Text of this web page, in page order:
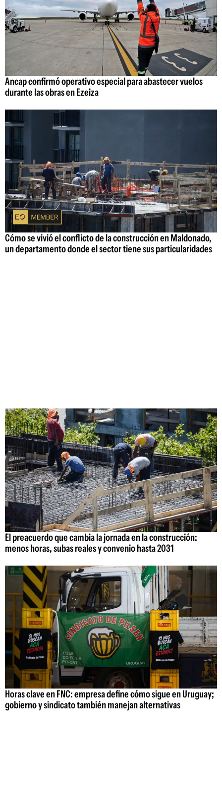
Ancap confirmó operativo especial para abastecer vuelos
durante las obras en Ezeiza
Cómo se vivió el conflicto de la construcción en Maldonado,
un departamento donde el sector tiene sus particularidades
El preacuerdo que cambia la jornada en la construcción:
menos horas, subas reales y convenio hasta 2031
Horas clave en FNC: empresa define cómo sigue en Uruguay;
gobierno y sindicato también manejan alternativas